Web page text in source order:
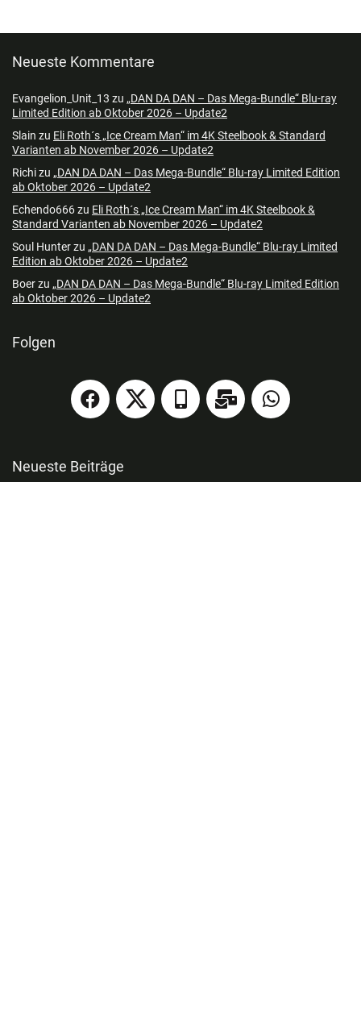
Neueste Kommentare
Evangelion_Unit_13 zu „DAN DA DAN – Das Mega-Bundle“ Blu-ray
Limited Edition ab Oktober 2026 – Update2
Slain zu Eli Roth´s „Ice Cream Man“ im 4K Steelbook & Standard
Varianten ab November 2026 – Update2
Richizu „DAN DA DAN – Das Mega-Bundle“ Blu-ray Limited Edition
ab Oktober 2026 – Update2
Echendo666zu Eli Roth´s „Ice Cream Man“ im 4K Steelbook &
Standard Varianten ab November 2026 – Update2
Soul Hunterzu „DAN DA DAN – Das Mega-Bundle“ Blu-ray Limited
Edition ab Oktober 2026 – Update2
Boerzu „DAN DA DAN – Das Mega-Bundle“ Blu-ray Limited Edition
ab Oktober 2026 – Update2
Folgen
Neueste Beiträge